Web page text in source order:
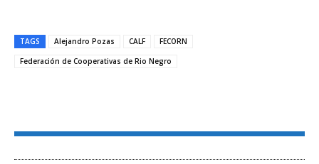
TAGS Alejandro Pozas CALF
FECORN
Federación de Cooperativas de Rio Negro